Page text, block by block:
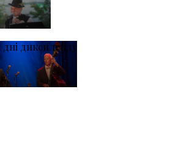
дні диксиленду